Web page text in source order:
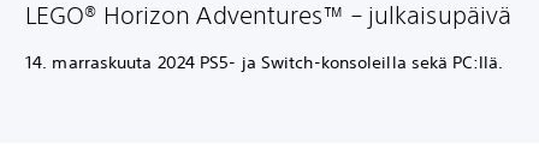
LEGO® Horizon Adventures™ – julkaisupäivä
14. marraskuuta 2024 PS5- ja Switch-konsoleilla sekä PC:llä.